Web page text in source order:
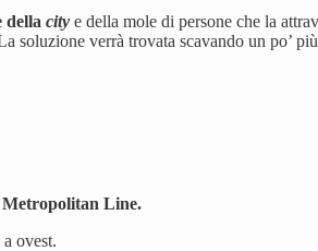
della city e della mole di persone che la
soluzione verrà trovata scavando un po’
Metropolitan Line.
ovest.